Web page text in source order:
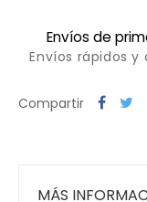
Envíos de
Envíos rápidos
Compartir
MÁS